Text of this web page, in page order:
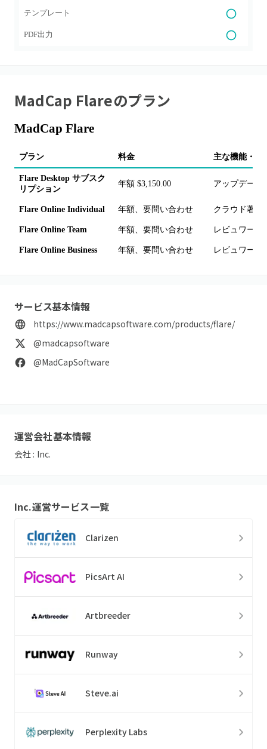
テンプレート
PDF出力
MadCap Flareのプラン
MadCap Flare
プラン 料金 主な機能・備
Flare Desktop サブスク
リプション
年額 $3,150.00 アップデート
Flare Online Individual 年額、要問い合わせ クラウド著作
Flare Online Team 年額、要問い合わせ レビュワー2
Flare Online Business 年額、要問い合わせ レビュワー5
サービス基本情報
https://www.madcapsoftware.com/products/flare/
@madcapsoftware
@MadCapSoftware
運営会社基本情報
会社 : Inc.
Inc.運営サービス一覧
Clarizen
PicsArt AI
Artbreeder
Runway
Steve.ai
Perplexity Labs